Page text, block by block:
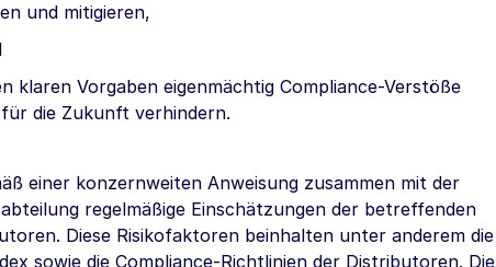
und mitigieren,
klaren Vorgaben eigenmächtig Compliance-Verstöße
die Zukunft verhindern.
einer konzernweiten Anweisung zusammen mit der
regelmäßige Einschätzungen der betreffenden
Diese Risikofaktoren beinhalten unter anderem die
sowie die Compliance-Richtlinien der Distributoren. Die